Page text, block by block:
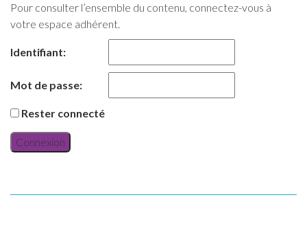
Pour consulter l’ensemble du contenu, connectez-vous à
votre espace adhérent.
Identifiant:
Mot de passe:
Rester connecté
Connexion